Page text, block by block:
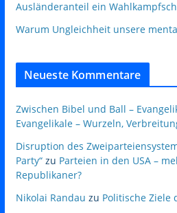
Ausländeranteil ein
Warum Ungleichheit unsere
Neueste Kommentare
Zwischen Bibel und Ball –
Evangelikale – Wurzeln,
Disruption des
Party“zu Parteien in den USA –
Republikaner?
Nikolai Randau zu Politische Ziele